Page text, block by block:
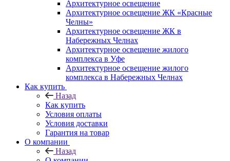
Архитектурное освещение
Архитектурное освещение ЖК «Красные
Челны»
Архитектурное освещение ЖК в
Набережных Челнах
Архитектурное освещение жилого
комплекса в Уфе
Архитектурное освещение жилого
комплекса в Набережных Челнах
Как купить
Назад
Как купить
Условия оплаты
Условия доставки
Гарантия на товар
О компании
Назад